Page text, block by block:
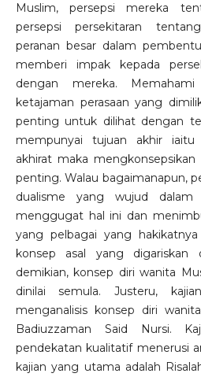
Muslim, persepsi mereka
persepsi persekitaran
peranan besar dalam
memberi impak kepada
dengan mereka.
ketajaman perasaan yang
penting untuk dilihat dengan
mempunyai tujuan akhir iaitu
akhirat maka
penting. Walau bagaimanapun,
dualisme yang wujud dalam
menggugat hal ini dan
yang pelbagai yang
konsep asal yang
demikian, konsep diri wanita
dinilai semula. Justeru,
menganalisis konsep diri
Badiuzzaman Said Nursi.
pendekatan kualitatif menerusi
kajian yang utama adalah